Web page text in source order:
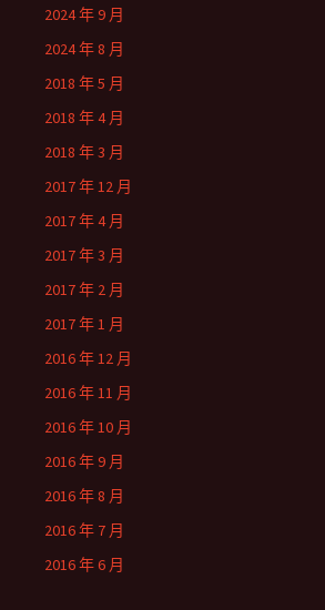
2024 年 9 月
2024 年 8 月
2018 年 5 月
2018 年 4 月
2018 年 3 月
2017 年 12 月
2017 年 4 月
2017 年 3 月
2017 年 2 月
2017 年 1 月
2016 年 12 月
2016 年 11 月
2016 年 10 月
2016 年 9 月
2016 年 8 月
2016 年 7 月
2016 年 6 月